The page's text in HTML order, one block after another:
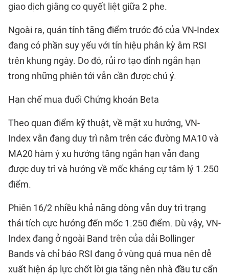
giao dịch giằng co quyết liệt giữa 2 phe.
Ngoài ra, quán tính tăng điểm trước đó của VN-Index
đang có phần suy yếu với tín hiệu phân kỳ âm RSI
trên khung ngày. Do đó, rủi ro tạo đỉnh ngắn hạn
trong những phiên tới vẫn cần được chú ý.
Hạn chế mua đuổi Chứng khoán Beta
Theo quan điểm kỹ thuật, về mặt xu hướng, VN-
Index vẫn đang duy trì nằm trên các đường MA10 và
MA20 hàm ý xu hướng tăng ngắn hạn vẫn đang
được duy trì và hướng về mốc kháng cự tâm lý 1.250
điểm.
Phiên 16/2 nhiều khả năng dòng vẫn duy trì trạng
thái tích cực hướng đến mốc 1.250 điểm. Dù vậy, VN-
Index đang ở ngoài Band trên của dải Bollinger
Bands và chỉ báo RSI đang ở vùng quá mua nên dễ
xuất hiện áp lực chốt lời gia tăng nên nhà đầu tư cẩn